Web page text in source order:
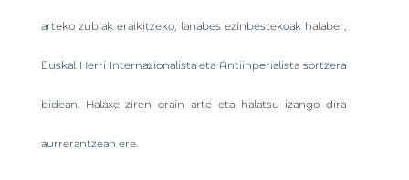
arteko zubiak eraikitzeko, lanabes ezinbestekoak halaber,
Euskal Herri Internazionalista eta Antiinperialista sortzera
bidean. Halaxe ziren orain arte eta halatsu izango dira
aurrerantzean ere.